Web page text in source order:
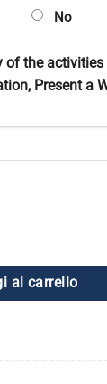
No
of the activities
Present a
Mela quantità
al carrello